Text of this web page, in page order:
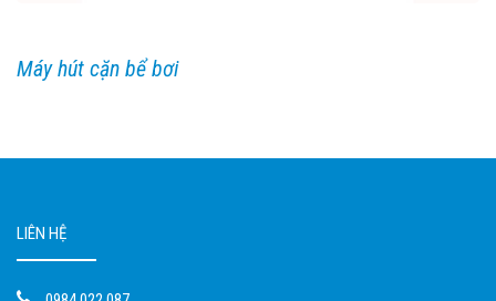
Máy hút cặn bể bơi
LIÊN HỆ